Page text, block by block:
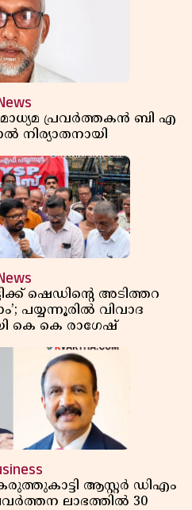
മാധ്യമ പ്രവർത്തകൻ ബി എ
നിര്യാതനായി
ഷെഡിൻ്റെ അടിത്തറ
പയ്യന്നൂരിൽ വിവാദ
കെ കെ രാഗേഷ്
ആസ്റ്റർ ഡിഎം
ലാഭത്തിൽ 30